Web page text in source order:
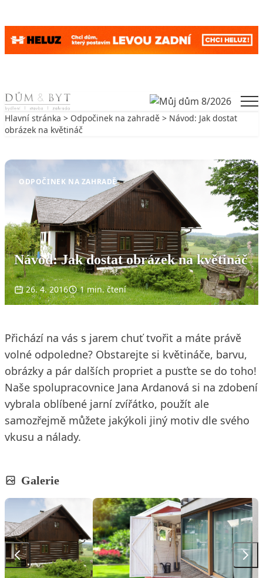
Skip to content
Hlavní stránka > Odpočinek na zahradě > Návod: Jak dostat
obrázek na květináč
ODPOČINEK NA ZAHRADĚ
Návod: Jak dostat obrázek na květináč
26. 4. 2016 1 min. čtení
Přichází na vás s jarem chuť tvořit a máte právě
volné odpoledne? Obstarejte si květináče, barvu,
obrázky a pár dalších propriet a pusťte se do toho!
Naše spolupracovnice Jana Ardanová si na zdobení
vybrala oblíbené jarní zvířátko, použít ale
samozřejmě můžete jakýkoli jiný motiv dle svého
vkusu a nálady.
Galerie